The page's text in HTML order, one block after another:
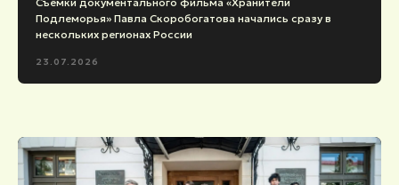
Подлеморья» Павла Скоробогатова начались сразу в
нескольких регионах России
23.07.2026